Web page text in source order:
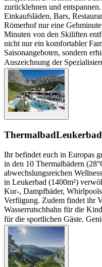
zurücklehnen und
Einkaufsläden, Bars,
Römerhof nur eine
Minuten von den Skiliften
nicht nur ein komfortabler
Saisonangeboten, sondern
Auszeichnung der
Thermalbad
Ihr befindet euch in Europas
in den 10 Thermalbädern
abwechslungsreichen
in Leukerbad (1400m²)
Kur-, Dampfbäder,
Verfügung. Zudem findet ihr
Wasserrutschbahn für die
für die sportlichen Gäste.